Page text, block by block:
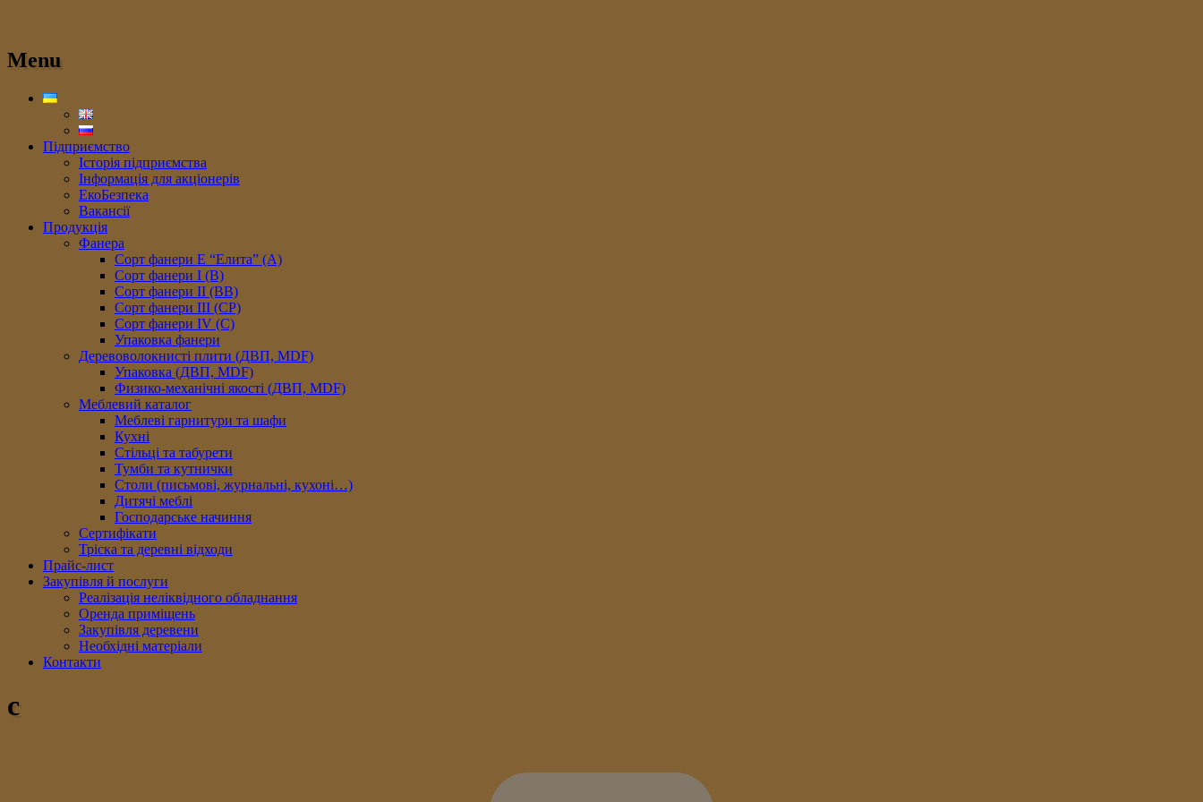
Menu
Підприємство
Історія підприємства
Інформація для акціонерів
ЕкоБезпека
Вакансії
Продукція
Фанера
Сорт фанери E “Елита” (A)
Сорт фанери I (В)
Сорт фанери II (ВB)
Сорт фанери III (CP)
Сорт фанери IV (C)
Упаковка фанери
Деревоволокнисті плити (ДВП, MDF)
Упаковка (ДВП, MDF)
Физико-механічні якості (ДВП, MDF)
Меблевий каталог
Меблеві гарнитури та шафи
Кухні
Стільці та табурети
Тумби та кутнички
Столи (письмові, журнальні, кухоні…)
Дитячі меблі
Господарське начиння
Сертифікати
Тріска та деревні відходи
Прайс-лист
Закупівля й послуги
Реалізація неліквідного обладнання
Оренда приміщень
Закупівля деревени
Необхідні матеріали
Контакти
c